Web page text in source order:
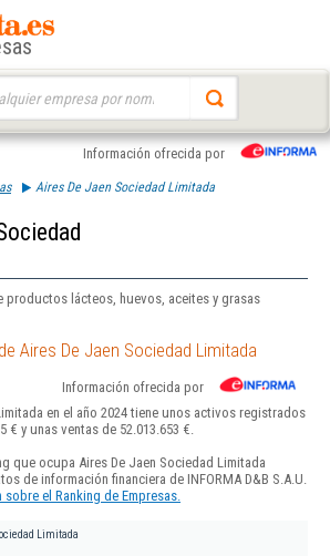
Información ofrecida por
Aires De Jaen Sociedad Limitada
productos lácteos, huevos, aceites y grasas
Aires De Jaen Sociedad Limitada
Información ofrecida por
en el año 2024 tiene unos activos registrados
€ y unas ventas de 52.013.653 €.
que ocupa Aires De Jaen Sociedad Limitada
de información financiera de INFORMA D&B S.A.U.
el Ranking de Empresas.
Limitada